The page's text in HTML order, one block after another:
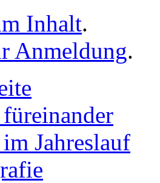
Inhalt.
Anmeldung.
Jahreslauf